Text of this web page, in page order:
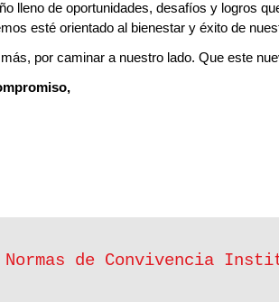
lleno de oportunidades, desafíos y logros
esté orientado al bienestar y éxito de
por caminar a nuestro lado. Que este
de Convivencia